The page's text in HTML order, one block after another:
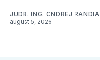
JUDR. ING. ONDREJ
august 5, 2026